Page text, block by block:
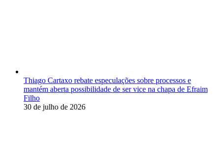
Thiago Cartaxo rebate especulações sobre processos e
mantém aberta possibilidade de ser vice na chapa de Efraim
Filho
30 de julho de 2026